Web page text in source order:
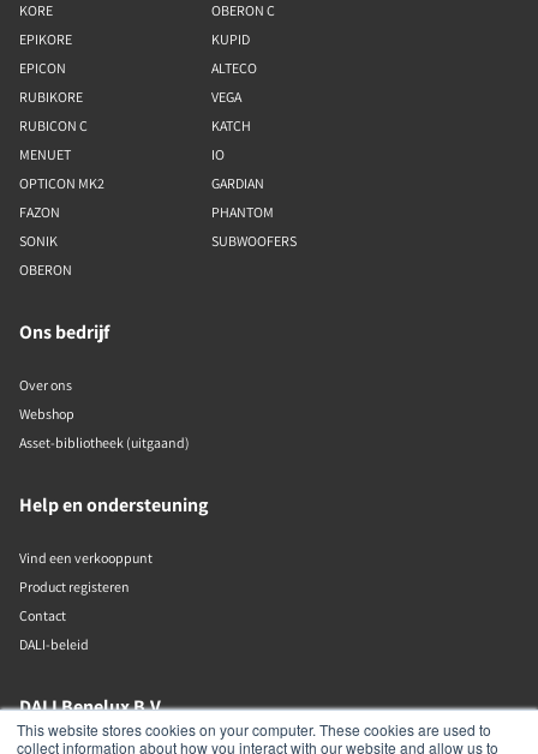
This website stores cookies on your computer. These cookies are used to
collect information about how you interact with our website and allow us to
KORE
EPIKORE
EPICON
RUBIKORE
RUBICON C
MENUET
OPTICON MK2
FAZON
SONIK
OBERON
OBERON C
KUPID
ALTECO
VEGA
KATCH
IO
GARDIAN
PHANTOM
SUBWOOFERS
Ons bedrijf
Over ons
Webshop
Asset-bibliotheek (uitgaand)
Help en ondersteuning
Vind een verkooppunt
Product registeren
Contact
DALI-beleid
DALI Benelux B.V.